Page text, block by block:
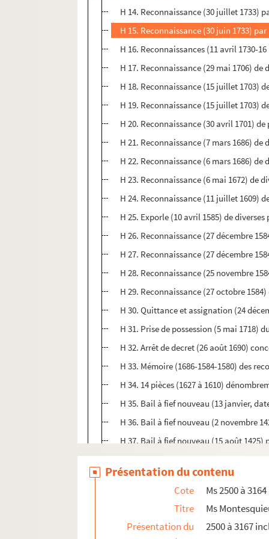
H 14. Reconnaissance (30 juillet 1733)
H 15. Reconnaissance (30 juin 1733)
H 16. Reconnaissances (11 avril 1730-
H 17. Reconnaissance (29 mai 1706)
H 18. Reconnaissance (15 juillet 1703)
H 19. Reconnaissance (15 juillet 1703)
H 20. Reconnaissance (30 avril 1701)
H 21. Reconnaissance (7 mars 1686)
H 22. Reconnaissance (6 mars 1686)
H 23. Reconnaissance (6 mai 1672) de
H 24. Reconnaissance (11 juillet 1609)
H 25. Exporle (10 avril 1585) de
H 26. Reconnaissance (27 décembre
H 27. Reconnaissance (27 décembre
H 28. Reconnaissance (25 novembre
H 29. Reconnaissance (27 octobre
H 30. Quittance et assignation (24
H 31. Prise de possession (5 mai 1718)
H 32. Arrêt de decret (26 août 1690)
H 33. Mémoire (1686-1584-1580) des
H 34. 14 pièces (1627 à 1610)
H 35. Bail à fief nouveau (13 janvier,
H 36. Bail à fief nouveau (2 novembre
H 37. Bail à fief nouveau (15 août
H 38. Bail à fief nouveau (5 février
H 39. Bail à fief nouveau (22
H 40. Bail à fief nouveau (18 juin
H 41. Titres de propriété (1797-1835)
H 42. Traités, lettres et pièces (1837 à
Présentation du contenu
Cote
Ms 2500 à 3164
Titre
Ms
Présentation du
2500 à 3167